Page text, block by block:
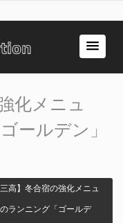
化メニュ
ールデン」
三高】冬合宿の強化メニュ
ランニング「ゴールデ